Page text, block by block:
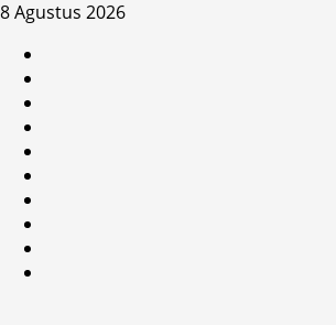
Skip
content
8 Agustus 2026